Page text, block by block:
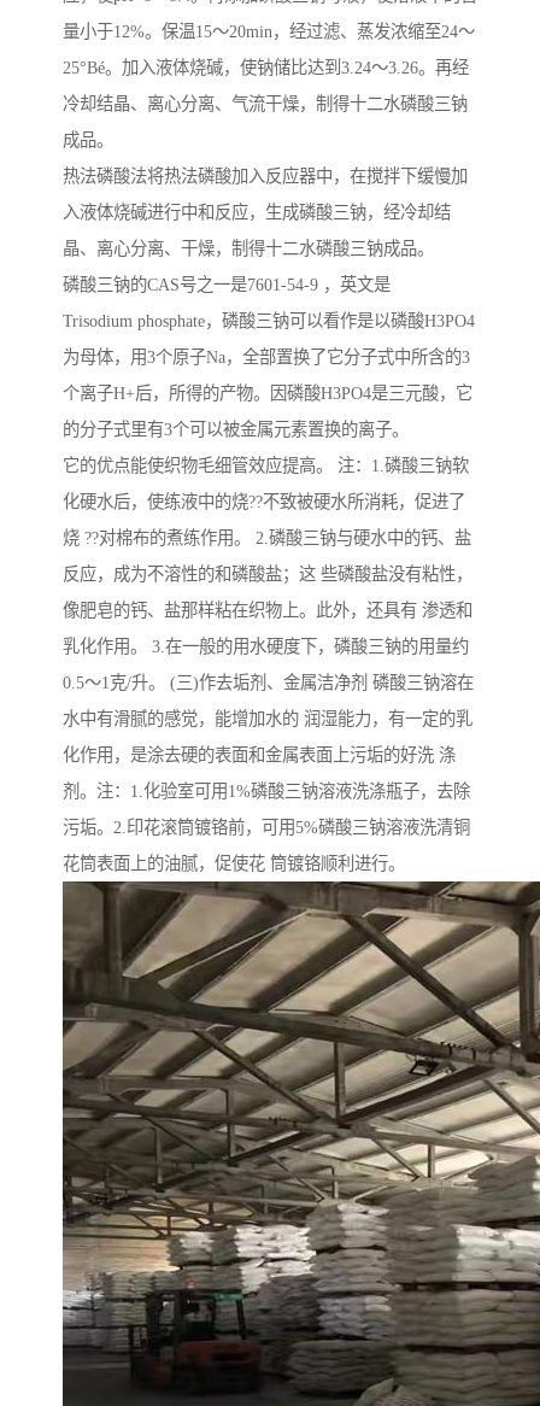
量小于12%。保温15～20min，经过滤、蒸发浓缩至24～
25°Bé。加入液体烧碱，使钠储比达到3.24～3.26。再经
冷却结晶、离心分离、气流干燥，制得十二水磷酸三钠
成品。
热法磷酸法将热法磷酸加入反应器中，在搅拌下缓慢加
入液体烧碱进行中和反应，生成磷酸三钠，经冷却结
晶、离心分离、干燥，制得十二水磷酸三钠成品。
磷酸三钠的CAS号之一是7601-54-9 ，英文是
Trisodium phosphate，磷酸三钠可以看作是以磷酸H3PO4
为母体，用3个原子Na，全部置换了它分子式中所含的3
个离子H+后，所得的产物。因磷酸H3PO4是三元酸，它
的分子式里有3个可以被金属元素置换的离子。
它的优点能使织物毛细管效应提高。 注：1.磷酸三钠软
化硬水后，使练液中的烧??不致被硬水所消耗，促进了
烧 ??对棉布的煮练作用。 2.磷酸三钠与硬水中的钙、盐
反应，成为不溶性的和磷酸盐；这 些磷酸盐没有粘性，
像肥皂的钙、盐那样粘在织物上。此外，还具有 渗透和
乳化作用。 3.在一般的用水硬度下，磷酸三钠的用量约
0.5～1克/升。 (三)作去垢剂、金属洁净剂 磷酸三钠溶在
水中有滑腻的感觉，能增加水的 润湿能力，有一定的乳
化作用，是涂去硬的表面和金属表面上污垢的好洗 涤
剂。注：1.化验室可用1%磷酸三钠溶液洗涤瓶子，去除
污垢。2.印花滚筒镀铬前，可用5%磷酸三钠溶液洗清铜
花筒表面上的油腻，促使花 筒镀铬顺利进行。